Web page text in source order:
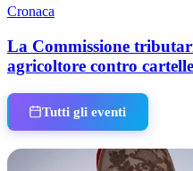
Cronaca
La Commissione
agricoltore contro
Tutti gli eventi